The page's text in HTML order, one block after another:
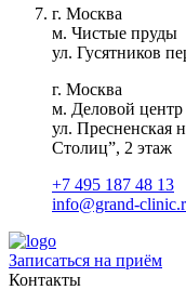
г. Москва
м. Чистые пруды
ул. Гусятников
г. Москва
м. Деловой центр
ул. Пресненская
Столиц”, 2 этаж
+7 495 187 48 13
info@grand-
Записаться на приём
Контакты